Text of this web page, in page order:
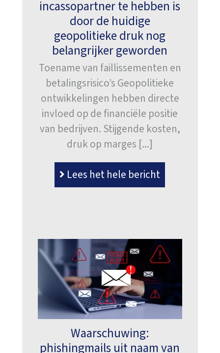
incassopartner te hebben is
door de huidige
geopolitieke druk nog
belangrijker geworden
Toename van faillissementen en
betalingsrisico’s Geopolitieke
ontwikkelingen hebben directe
invloed op de financiële positie
van bedrijven. Stijgende kosten,
druk op marges [...]
Lees het hele bericht
Waarschuwing:
phishingmails uit naam van